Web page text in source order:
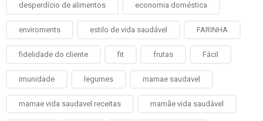
desperdício de alimentos economia doméstica
enviroments estilo de vida saudável FARINHA
fidelidade do cliente fit frutas Fácil
imunidade legumes mamae saudavel
mamae vida saudavel receitas mamãe vida saudável